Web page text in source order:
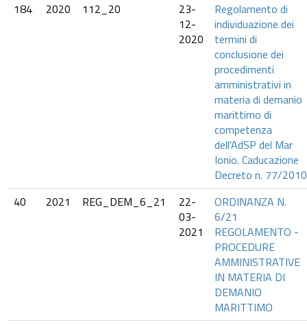
184
2020 112_20
23-
12-
2020
Regolamento di
individuazione dei
termini di
conclusione dei
procedimenti
amministrativi in
materia di demanio
marittimo di
competenza
dell'AdSP del Mar
Ionio. Caducazione
Decreto n. 77/
40
2021 REG_DEM_6_21
22-
03-
2021
ORDINANZA N.
6/21
REGOLAMENTO -
PROCEDURE
AMMINISTRATIVE
IN MATERIA DI
DEMANIO
MARITTIMO